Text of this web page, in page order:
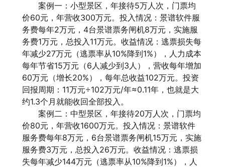
案例一：小型景区，年接待5万人次，门票均
价60元，年营收300万元。投入情况：景谱软件服
务费每年2万元，4台景谱票务闸机8万元，实施服
务费1万元，总投入11万元。收益情况：逃票损失每
年减少27万元（逃票率从10%降到1%），人力成本
每年节省15万元（6人减少到3人），营收每年增加
60万元（增长20%），每年总收益102万元。投资
回报周期：11万元÷102万元/年≈0.11年，也就是大
约1.3个月就能收回全部投入。
案例二：中型景区，年接待20万人次，门票均
价80元，年营收1600万元。投入情况：景谱软件
服务费每年8万元，6台景谱票务闸机15万元，实施
服务费3万元，总投入26万元。收益情况：逃票损
失每年减少144万元（逃票率从10%降到1%），人